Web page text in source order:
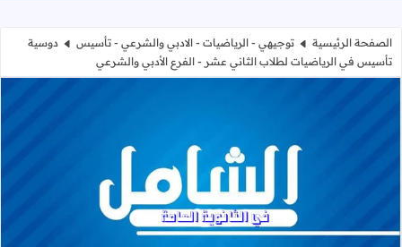
الصفحة الرئيسية توجيهي - الرياضيات - الادبي والشرعي - تأسيس
دوسية
تأسيس في الرياضيات لطلاب الثاني عشر - الفرع الأدبي والشرعي
دوسية تأسيس في الرياضيات لطلاب